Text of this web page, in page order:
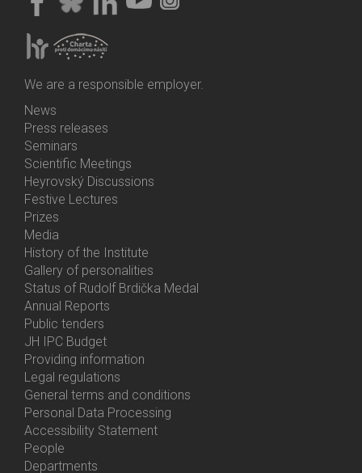
We are a responsible employer.
Bottom
Menu
Activities
News
Press releases
Seminars
Scientific Meetings
Heyrovský Discussions
Festive Lectures
Prizes
Media
History of the Institute
Gallery of personalities
Status of Rudolf Brdička Medal
Bottom
Menu
About
Us
Annual Reports
Public tenders
JH IPC Budget
Providing information
Legal regulations
General terms and conditions
Personal Data Processing
Accessibility Statement
Bottom
People
Departments